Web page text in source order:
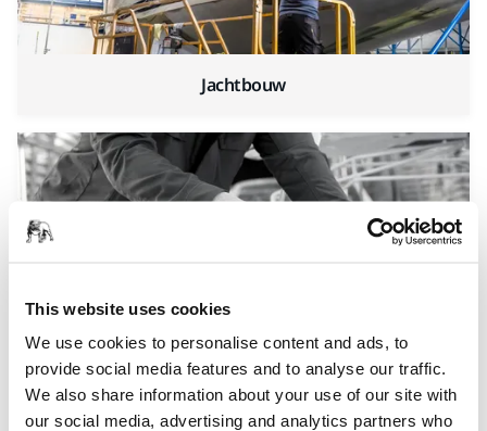
This website uses cookies
We use cookies to personalise content and ads, to
provide social media features and to analyse our traffic.
We also share information about your use of our site with
our social media, advertising and analytics partners who
Jachtbouw
OEM / Transport